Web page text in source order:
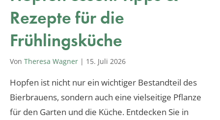
Rezepte für die
Frühlingsküche
Von Theresa Wagner | 15. Juli 2026
Hopfen ist nicht nur ein wichtiger Bestandteil des
Bierbrauens, sondern auch eine vielseitige Pflanze
für den Garten und die Küche. Entdecken Sie in